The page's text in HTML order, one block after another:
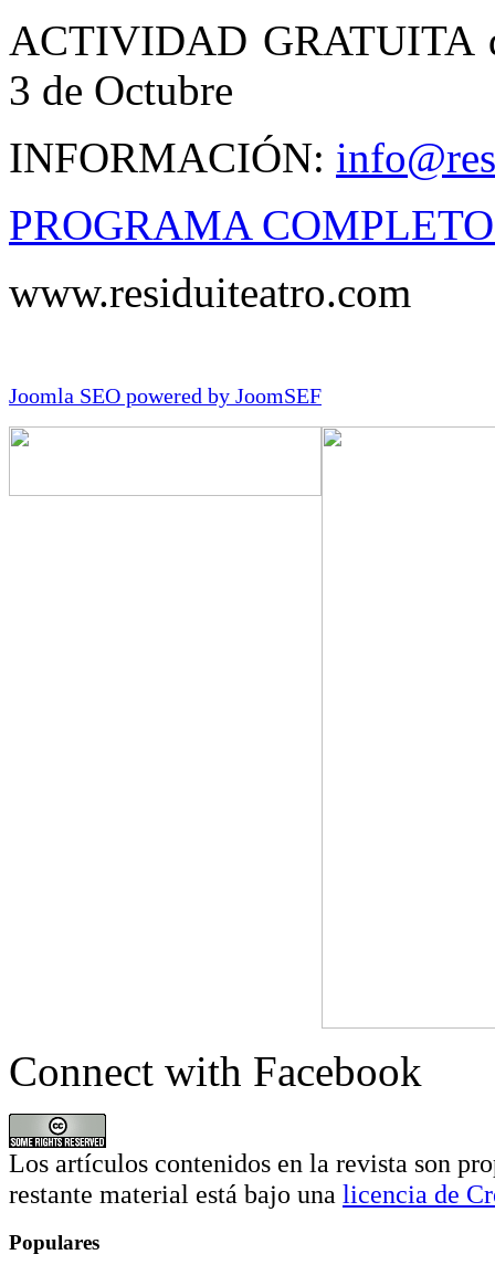
ACTIVIDAD GRATUITA
3 de Octubre
INFORMACIÓN:
PROGRAMA
www.residuiteatro.com
Joomla SEO powered by JoomSEF
Connect with Facebook
Los artículos contenidos en la revista son
restante material está bajo una licencia de
Populares